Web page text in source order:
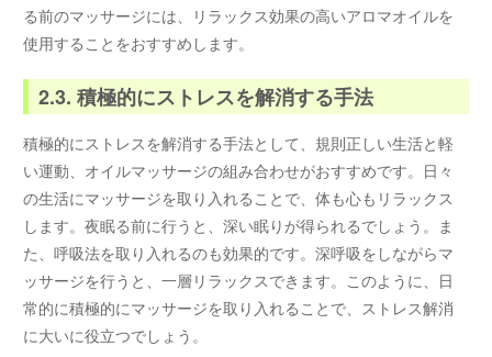
る前のマッサージには、リラックス効果の高いアロマオイルを
使用することをおすすめします。
2.3. 積極的にストレスを解消する手法
積極的にストレスを解消する手法として、規則正しい生活と軽
い運動、オイルマッサージの組み合わせがおすすめです。日々
の生活にマッサージを取り入れることで、体も心もリラックス
します。夜眠る前に行うと、深い眠りが得られるでしょう。ま
た、呼吸法を取り入れるのも効果的です。深呼吸をしながらマ
ッサージを行うと、一層リラックスできます。このように、日
常的に積極的にマッサージを取り入れることで、ストレス解消
に大いに役立つでしょう。